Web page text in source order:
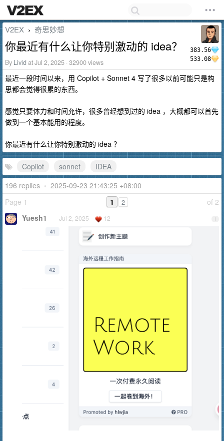
383.56
533.08
V2EX › 奇思妙想
你最近有什么让你特别激动的 idea？
By Livid at Jul 2, 2025 · 32900 views
最近一段时间以来，用 Copilot + Sonnet 4 写了很多以前可能只是构
思都会觉得很累的东西。
感觉只要体力和时间允许，很多曾经想到过的 idea ，大概都可以首先
做到一个基本能用的程度。
你最近有什么让你特别激动的 idea ？
Copilot sonnet
IDEA
196 replies • 2025-09-23 21:43:25 +08:00
Page 1
of 2
1 2
1
Yuesh1 Jul 2, 2025 12